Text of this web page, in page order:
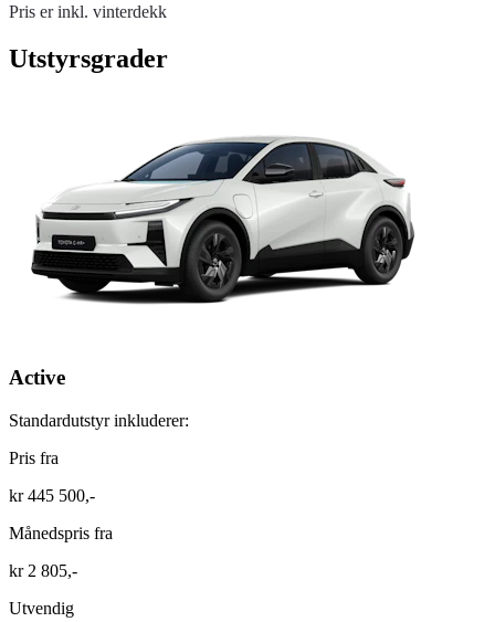
Pris er inkl. vinterdekk
Utstyrsgrader
Active
Standardutstyr inkluderer:
Pris fra
kr 445 500,-
Månedspris fra
kr 2 805,-
Utvendig